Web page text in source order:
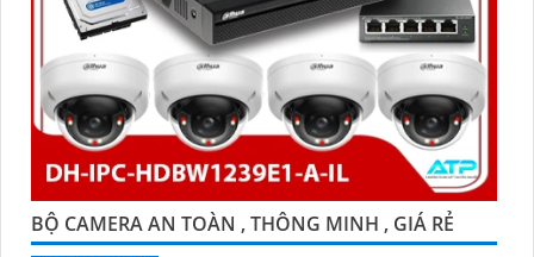
BỘ CAMERA AN TOÀN , THÔNG MINH , GIÁ RẺ